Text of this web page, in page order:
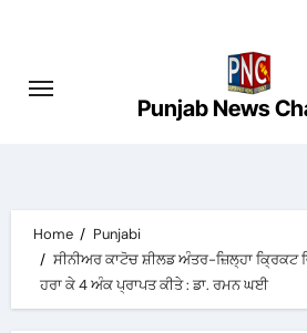
content
Punjab News
Home
Punjabi
ਸੀਨੀਅਰ ਕਾਟੋਚ ਸ਼ੀਲਡ ਅੰਤਰ-ਜ਼ਿਲ੍ਹਾ
ਹਰਾ ਕੇ 4 ਅੰਕ ਪ੍ਰਾਪਤ ਕੀਤੇ : ਡਾ. ਰਮਨ ਘਈ